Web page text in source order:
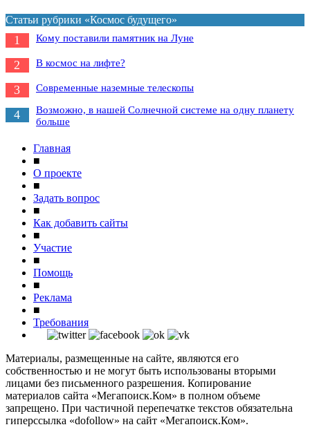
Статьи рубрики «Космос будущего»
1 Кому поставили памятник на Луне
2 В космос на лифте?
3 Современные наземные телескопы
4
Возможно, в нашей Солнечной системе на одну планету
больше
Главная
■
О проекте
■
Задать вопрос
■
Как добавить сайты
■
Участие
■
Помощь
■
Реклама
■
Требования
Материалы, размещенные на сайте, являются его
собственностью и не могут быть использованы вторыми
лицами без письменного разрешения. Копирование
материалов сайта «Мегапоиск.Ком» в полном объеме
запрещено. При частичной перепечатке текстов обязательна
гиперссылка «dofollow» на сайт «Мегапоиск.Ком».